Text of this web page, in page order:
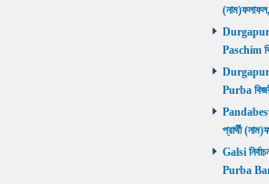
Durgapur
Paschim
Durgapur
Purba
প্রার্থী
Galsi
Purba